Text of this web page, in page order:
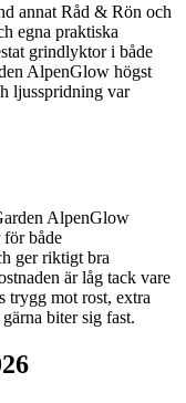
annat Råd & Rön och
egna praktiska
grindlyktor i både
AlpenGlow högst
ljusspridning var
AlpenGlow
både
ger riktigt bra
är låg tack vare
trygg mot rost, extra
biter sig fast.